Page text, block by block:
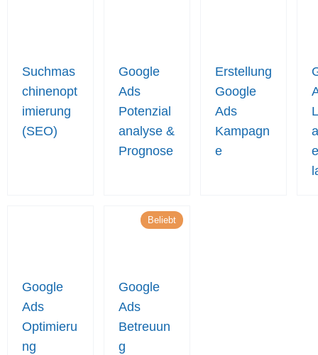
Suchmas
chinenopt
imierung
(SEO)
Google
Ads
Potenzial
analyse &
Prognose
Erstellung
Google
Ads
Kampagn
e
Google
Ads
Optimieru
ng
Beliebt
Google
Ads
Betreuun
g